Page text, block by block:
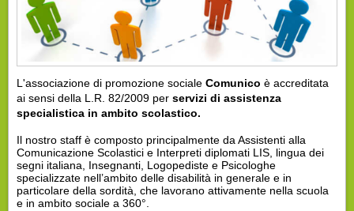
L'associazione di promozione sociale Comunico è accreditata
ai sensi della L.R. 82/2009 per servizi di assistenza
specialistica in ambito scolastico.
Il nostro staff è composto principalmente da Assistenti alla
Comunicazione Scolastici e Interpreti diplomati LIS, lingua dei
segni italiana, Insegnanti, Logopediste e Psicologhe
specializzate nell’ambito delle disabilità in generale e in
particolare della sordità, che lavorano attivamente nella scuola
e in ambito sociale a 360°.